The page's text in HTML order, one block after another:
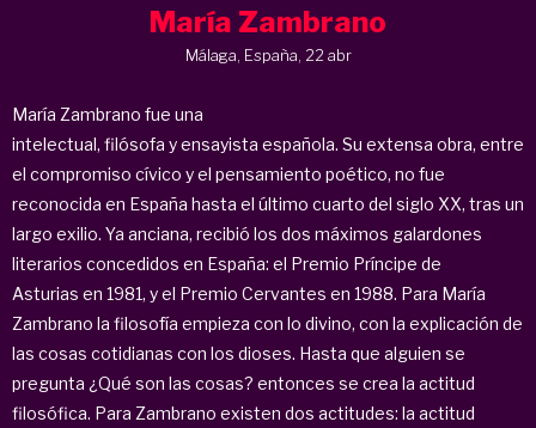
María Zambrano
Málaga, España, 22 abr
María Zambrano fue una
intelectual, filósofa y ensayista española.​ Su extensa obra, entre
el compromiso cívico y el pensamiento poético, no fue
reconocida en España hasta el último cuarto del siglo XX, tras un
largo exilio. Ya anciana, recibió los dos máximos galardones
literarios concedidos en España: el Premio Príncipe de
Asturias en 1981, y el Premio Cervantes en 1988.​ Para María
Zambrano la filosofía empieza con lo divino, con la explicación de
las cosas cotidianas con los dioses. Hasta que alguien se
pregunta ¿Qué son las cosas? entonces se crea la actitud
filosófica. Para Zambrano existen dos actitudes: la actitud